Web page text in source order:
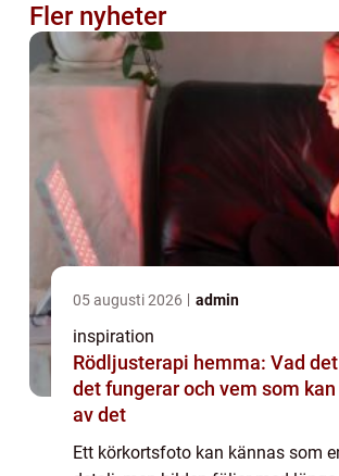
Fler nyheter
05 augusti 2026 admin
inspiration
Rödljusterapi hemma: Vad det
det fungerar och vem som
av det
Ett körkortsfoto kan kännas som